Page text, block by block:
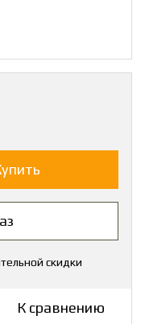
скидки
К сравнению